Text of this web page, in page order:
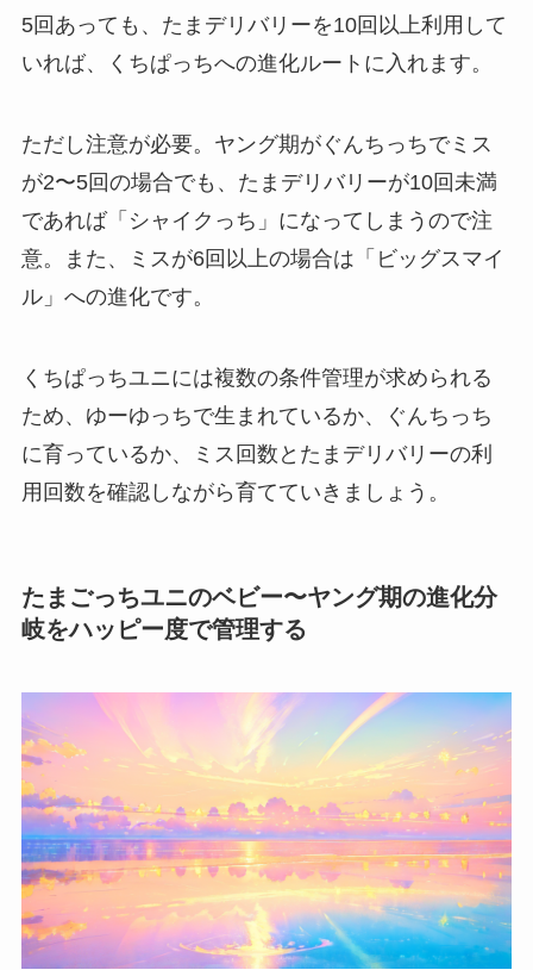
5回あっても、たまデリバリーを10回以上利用して
いれば、くちぱっちへの進化ルートに入れます。
ただし注意が必要。ヤング期がぐんちっちでミス
が2〜5回の場合でも、たまデリバリーが10回未満
であれば「シャイクっち」になってしまうので注
意。また、ミスが6回以上の場合は「ビッグスマイ
ル」への進化です。
くちぱっちユニには複数の条件管理が求められる
ため、ゆーゆっちで生まれているか、ぐんちっち
に育っているか、ミス回数とたまデリバリーの利
用回数を確認しながら育てていきましょう。
たまごっちユニのベビー〜ヤング期の進化分
岐をハッピー度で管理する